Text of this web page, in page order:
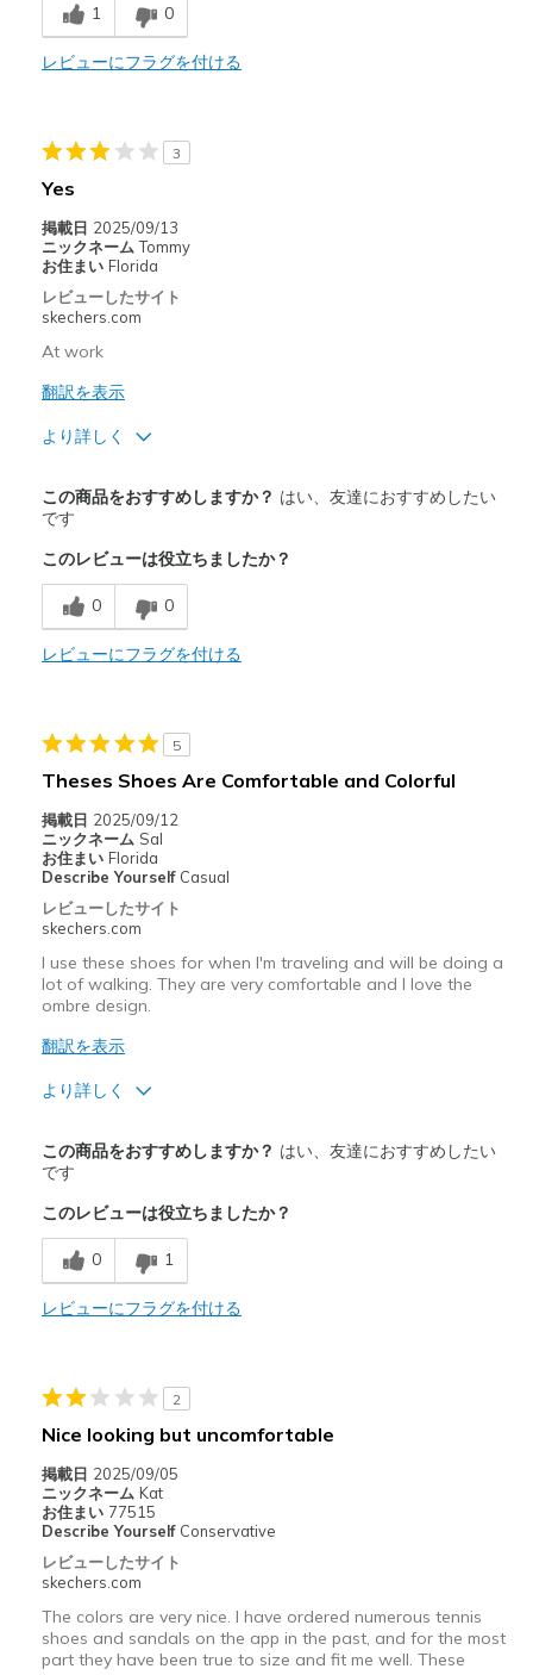
Stylish
Width
Feels too narrow
Sizing
View On Shoes
1 0
レビューにフラグを付ける
3
Yes
掲載日 2025/09/13
ニックネーム Tommy
お住まい Florida
レビューしたサイト
skechers.com
At work
翻訳を表示
より詳しく
Comfortable
Durable
Stylish
商品が期待と異なったレビュー
Width
Sizing
Feels half size too small
この商品をおすすめしますか？ はい、友達におすすめしたい
です
このレビューは役立ちましたか？
0 0
レビューにフラグを付ける
5
Theses Shoes Are Comfortable and Colorful
掲載日 2025/09/12
ニックネーム Sal
お住まい Florida
Describe Yourself Casual
レビューしたサイト
skechers.com
I use these shoes for when I'm traveling and will be doing a
lot of walking. They are very comfortable and I love the
ombre design.
翻訳を表示
より詳しく
Attractive Design
Breathe Well
Comfortable
Durable
以下に最適
Casual Wear
Travel
Width
Feels true to width
Sizing
View On Shoes
この商品をおすすめしますか？ はい、友達におすすめしたい
です
このレビューは役立ちましたか？
0 1
レビューにフラグを付ける
2
Nice looking but uncomfortable
掲載日 2025/09/05
ニックネーム Kat
お住まい 77515
Describe Yourself Conservative
レビューしたサイト
skechers.com
The colors are very nice. I have ordered numerous tennis
shoes and sandals on the app in the past, and for the most
part they have been true to size and fit me well. These